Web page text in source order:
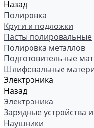
Назад
Полировка
Круги и подложки
Пасты полировальные
Полировка металлов
Подготовительные
Шлифовальные
Электроника
Назад
Электроника
Зарядные устройства
Наушники